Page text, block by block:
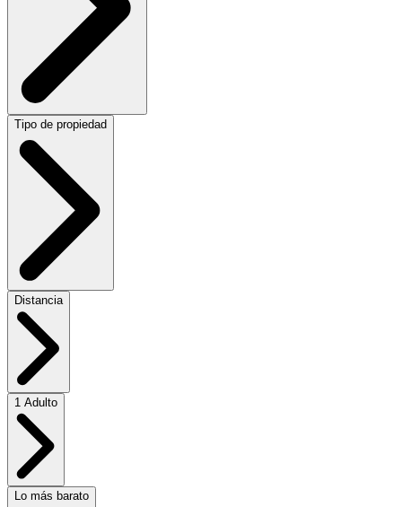
Tipo de propiedad
Distancia
1 Adulto
Lo más barato